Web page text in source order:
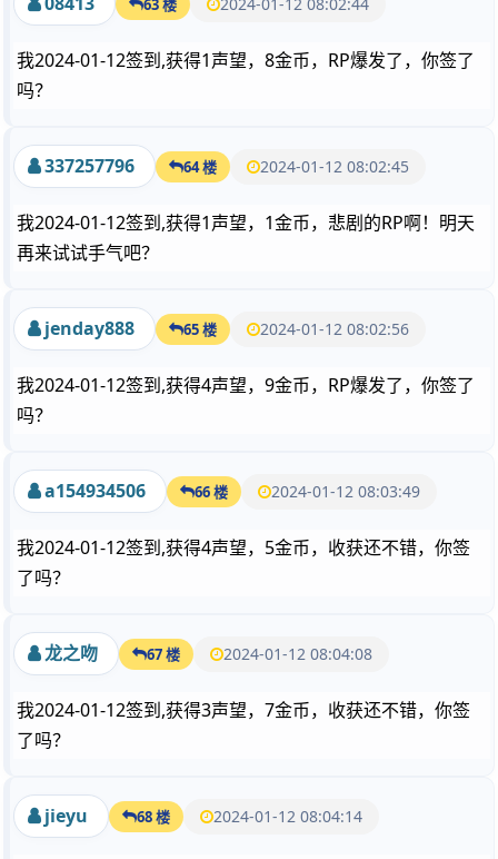
我2024-01-12签到,获得1声望，8金币，RP爆发了，你签了
吗？
337257796 64 楼 2024-01-12 08:02:45
我2024-01-12签到,获得1声望，1金币，悲剧的RP啊！明天
再来试试手气吧？
jenday888 65 楼 2024-01-12 08:02:56
我2024-01-12签到,获得4声望，9金币，RP爆发了，你签了
吗？
a154934506 66 楼 2024-01-12 08:03:49
我2024-01-12签到,获得4声望，5金币，收获还不错，你签
了吗？
龙之吻 67 楼 2024-01-12 08:04:08
我2024-01-12签到,获得3声望，7金币，收获还不错，你签
了吗？
jieyu 68 楼 2024-01-12 08:04:14